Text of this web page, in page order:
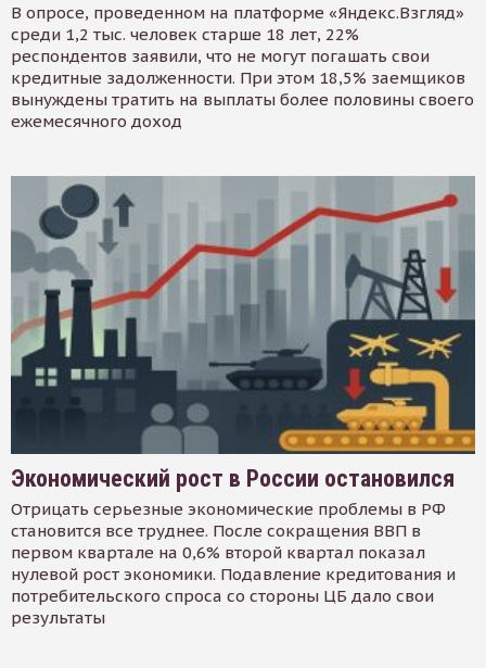
В опросе, проведенном на платформе «Яндекс.Взгляд»
среди 1,2 тыс. человек старше 18 лет, 22%
респондентов заявили, что не могут погашать свои
кредитные задолженности. При этом 18,5% заемщиков
вынуждены тратить на выплаты более половины своего
ежемесячного доход
Экономический рост в России остановился
Отрицать серьезные экономические проблемы в РФ
становится все труднее. После сокращения ВВП в
первом квартале на 0,6% второй квартал показал
нулевой рост экономики. Подавление кредитования и
потребительского спроса со стороны ЦБ дало свои
результаты